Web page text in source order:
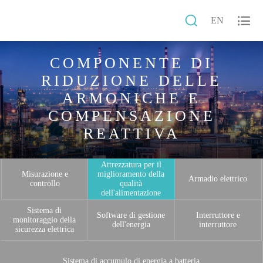
 EN 
COMPONENTE DI
RIDUZIONE DELLE
ARMONICHE E
COMPENSAZIONE
REATTIVA
Misurazione e
controllo
Attrezzatura per il
miglioramento della
qualità
dell'alimentazione
Armadio elettrico
Sistema di
monitoraggio della
sicurezza elettrica
Software di gestione
dell'energia
Interruttore e
interruttore
Sistema di accumulo di energia a batteria